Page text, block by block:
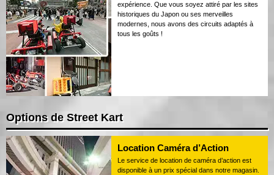
expérience. Que vous soyez attiré par les sites
historiques du Japon ou ses merveilles
modernes, nous avons des circuits adaptés à
tous les goûts !
Options de Street Kart
Location Caméra d’Action
Le service de location de caméra d’action est
disponible à un prix spécial dans notre magasin.